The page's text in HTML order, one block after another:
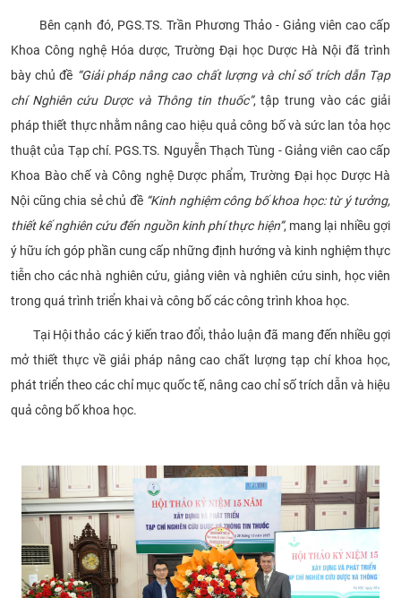
Bên cạnh đó, PGS.TS. Trần Phương Thảo - Giảng viên cao cấp
Khoa Công nghệ Hóa dược, Trường Đại học Dược Hà Nội đã trình
bày chủ đề “Giải pháp nâng cao chất lượng và chỉ số trích dẫn Tạp
chí Nghiên cứu Dược và Thông tin thuốc”, tập trung vào các giải
pháp thiết thực nhằm nâng cao hiệu quả công bố và sức lan tỏa học
thuật của Tạp chí. PGS.TS. Nguyễn Thạch Tùng - Giảng viên cao cấp
Khoa Bào chế và Công nghệ Dược phẩm, Trường Đại học Dược Hà
Nội cũng chia sẻ chủ đề “Kinh nghiệm công bố khoa học: từ ý tưởng,
thiết kế nghiên cứu đến nguồn kinh phí thực hiện”, mang lại nhiều gợi
ý hữu ích góp phần cung cấp những định hướng và kinh nghiệm thực
tiễn cho các nhà nghiên cứu, giảng viên và nghiên cứu sinh, học viên
trong quá trình triển khai và công bố các công trình khoa học.
Tại Hội thảo các ý kiến trao đổi, thảo luận đã mang đến nhiều gợi
mở thiết thực về giải pháp nâng cao chất lượng tạp chí khoa học,
phát triển theo các chỉ mục quốc tế, nâng cao chỉ số trích dẫn và hiệu
quả công bố khoa học.